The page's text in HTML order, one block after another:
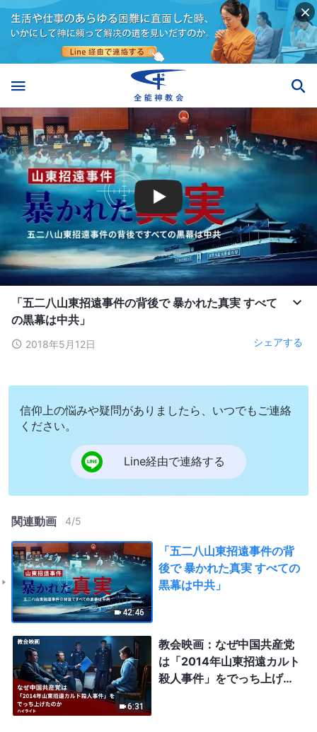
「五二八山東招遠事件の背後で 暴かれた真実 すべて
の黒幕は中共」
2018年5月12日 シェアする
信仰上の悩みや疑問がありましたら、いつでもご連絡
ください。
Line経由で連絡する
関連動画 4/5
42:46
「五二八山東招遠事件の背
後で 暴かれた真実 すべての
黒幕は中共」
6:31
教会映画：なぜ中国共産党
は「2014年山東招遠カルト
殺人事件」をでっち上げた